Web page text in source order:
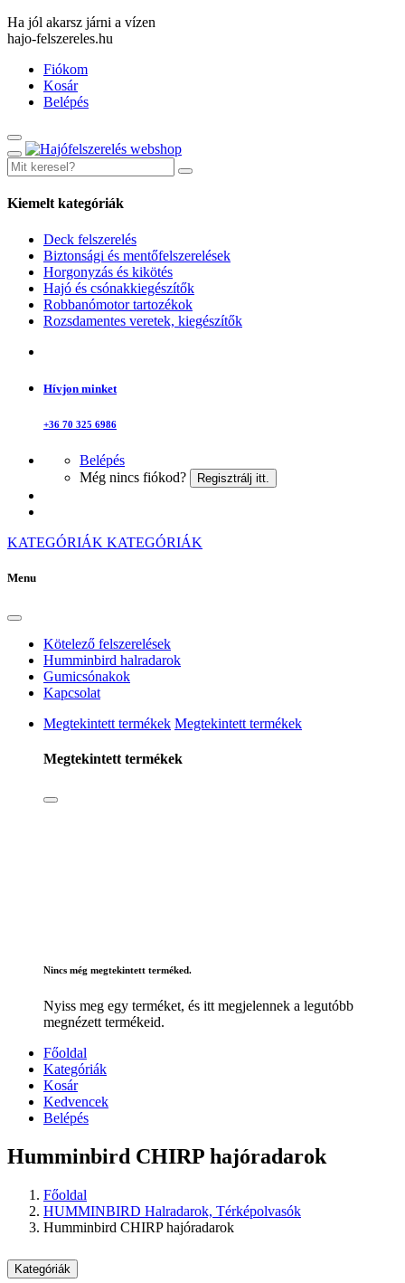
Ha jól akarsz járni a vízen
hajo-felszereles.hu
Fiókom
Kosár
Belépés
Kiemelt kategóriák
Deck felszerelés
Biztonsági és mentőfelszerelések
Horgonyzás és kikötés
Hajó és csónakkiegészítők
Robbanómotor tartozékok
Rozsdamentes veretek, kiegészítők
Hívjon minket
+36 70 325 6986
Belépés
Még nincs fiókod?
Regisztrálj itt.
KATEGÓRIÁK KATEGÓRIÁK
Menu
Kötelező felszerelések
Humminbird halradarok
Gumicsónakok
Kapcsolat
Megtekintett termékek Megtekintett termékek
Megtekintett termékek
Nincs még megtekintett terméked.
Nyiss meg egy terméket, és itt megjelennek a legutóbb
megnézett termékeid.
Főoldal
Kategóriák
Kosár
Kedvencek
Belépés
Humminbird CHIRP hajóradarok
Főoldal
HUMMINBIRD Halradarok, Térképolvasók
Humminbird CHIRP hajóradarok
Kategóriák